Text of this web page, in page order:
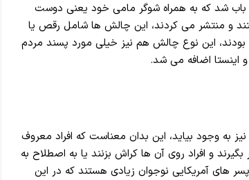
با ثبت نام در هات بت
شد که به همراه شوگر مامی خود یعنی دوست
و منتشر می کردند، این چالش ها شامل رقص یا
بودند، این نوع چالش هم نیز خیلی مورد پسند مردم
اینستا اضافه می شد.
وجود بیاید، این بدان معناست که افراد معروف
و افراد روی آن ها کراش بزنند یا به اصطلاح به
های آمریکایی نوجوان زیادی هستند که در این